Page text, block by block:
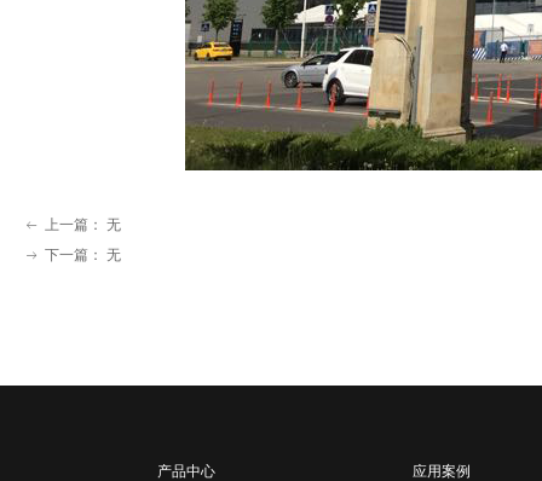
ꂃ 上一篇： 无
ꁹ 下一篇： 无
产品中心 应用案例